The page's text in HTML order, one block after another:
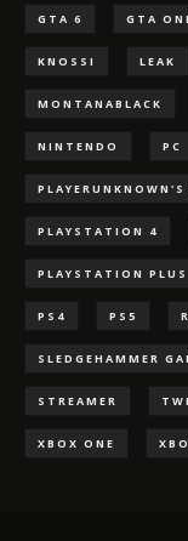
GTA 6 GTA
KNOSSI LEAK
MONTANABLACK
NINTENDO PC
PLAYSTATION 4
PLAYSTATION PLUS
PS4 PS5
SLEDGEHAMMER
STREAMER
XBOX ONE